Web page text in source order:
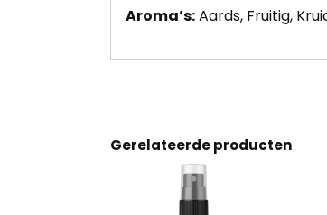
Aroma’s:Aards, Fruitig,
Gerelateerde producten